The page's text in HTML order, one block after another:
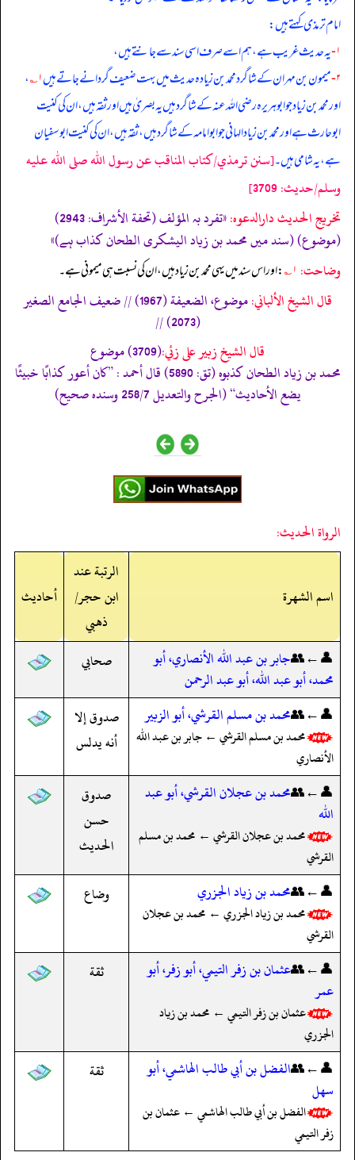
امام ترمذی کہتے ہیں:
۱- یہ حدیث غریب ہے، ہم اسے صرف اسی سند سے جانتے ہیں،
۲- میمون بن مہران کے شاگرد محمد بن زیادہ حدیث میں بہت ضعیف گردانے جاتے ہیں۱؎ ،
اور محمد بن زیاد جو ابوہریرہ رضی الله عنہ کے شاگرد ہیں یہ بصریٰ ہیں اور ثقہ ہیں، ان کی کنیت
ابوحارث ہے اور محمد بن زیاد الہانی جو ابوامامہ کے شاگرد ہیں، ثقہ ہیں، ان کی کنیت ابوسفیان
ہے، یہ شامی ہیں۔[سنن ترمذي/كتاب المناقب عن رسول الله صلى الله عليه
وسلم/حدیث: 3709]
تخریج الحدیث دارالدعوہ:
«تفرد بہ المؤلف (تحفة الأشراف: 2943)
(موضوع) (سند میں محمد بن زیاد الیشکری الطحان کذاب ہے)»
وضاحت: ۱؎ : اور اس سند میں یہی محمد بن زیاد ہیں، ان کی نسبت ہی میمونی ہے۔
قال الشيخ الألباني:
موضوع، الضعيفة (1967) // ضعيف الجامع الصغير
(2073) //
قال الشيخ زبير على زئي:(3709) موضوع
محمد بن زياد الطحان كذبوه (تق: 5890) قال أحمد : ”كان أعور كذابًا خبيثًا
يضع الأحاديث“ (الجرح والتعديل 258/7 وسنده صحيح)
الرواة الحديث:
اسم الشهرة
الرتبة عند
ابن حجر/
ذهبي
أحاديث
👤←👥جابر بن عبد الله الأنصاري، أبو
محمد، أبو عبد الله، أبو عبد الرحمن
صحابي
👤←👥محمد بن مسلم القرشي، أبو الزبير
محمد بن مسلم القرشي ← جابر بن عبد الله
الأنصاري
صدوق إلا
أنه يدلس
👤←👥محمد بن عجلان القرشي، أبو عبد
الله
محمد بن عجلان القرشي ← محمد بن مسلم
القرشي
صدوق
حسن
الحديث
👤←👥محمد بن زياد الجزري
محمد بن زياد الجزري ← محمد بن عجلان
القرشي
وضاع
👤←👥عثمان بن زفر التيمي، أبو زفر، أبو
عمر
عثمان بن زفر التيمي ← محمد بن زياد
الجزري
ثقة
👤←👥الفضل بن أبي طالب الهاشمي، أبو
سهل
الفضل بن أبي طالب الهاشمي ← عثمان بن
زفر التيمي
ثقة